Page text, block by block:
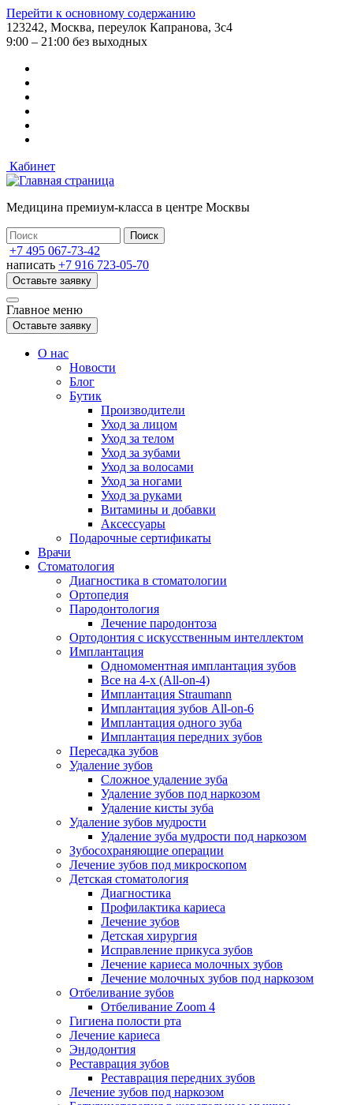
Перейти к основному содержанию
123242, Москва, переулок Капранова, 3с4
9:00 – 21:00 без выходных
Кабинет
Медицина премиум-класса в центре Москвы
+7 495 067-73-42
написать +7 916 723-05-70
Оставьте заявку
Главное меню
Оставьте заявку
О нас
Новости
Блог
Бутик
Производители
Уход за лицом
Уход за телом
Уход за зубами
Уход за волосами
Уход за ногами
Уход за руками
Витамины и добавки
Аксессуары
Подарочные сертификаты
Врачи
Стоматология
Диагностика в стоматологии
Ортопедия
Пародонтология
Лечение пародонтоза
Ортодонтия с искусственным интеллектом
Имплантация
Одномоментная имплантация зубов
Все на 4-х (All-on-4)
Имплантация Straumann
Имплантация зубов All-on-6
Имплантация одного зуба
Имплантация передних зубов
Пересадка зубов
Удаление зубов
Сложное удаление зуба
Удаление зубов под наркозом
Удаление кисты зуба
Удаление зубов мудрости
Удаление зуба мудрости под наркозом
Зубосохраняющие операции
Лечение зубов под микроскопом
Детская стоматология
Диагностика
Профилактика кариеса
Лечение зубов
Детская хирургия
Исправление прикуса зубов
Лечение кариеса молочных зубов
Лечение молочных зубов под наркозом
Отбеливание зубов
Отбеливание Zoom 4
Гигиена полости рта
Лечение кариеса
Эндодонтия
Реставрация зубов
Реставрация передних зубов
Лечение зубов под наркозом